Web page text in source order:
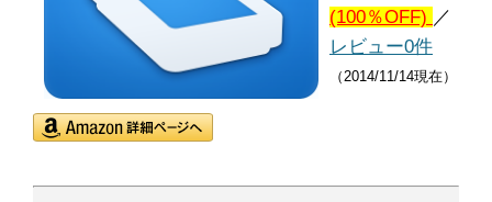
(100％OFF) ／
レビュー0件
（2014/11/14現在）